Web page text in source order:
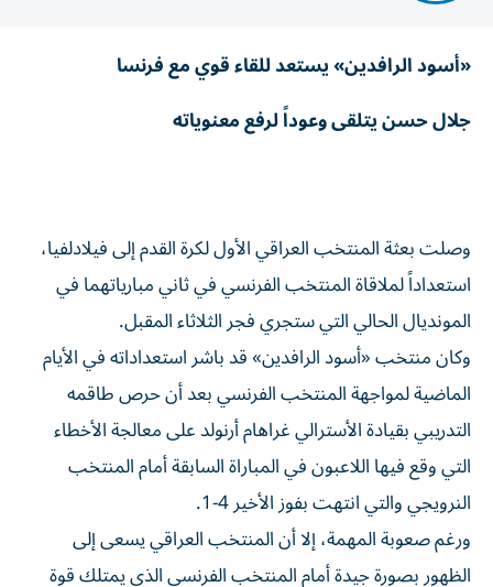
«أسود الرافدين» يستعد للقاء قوي مع فرنسا
جلال حسن يتلقى وعوداً لرفع معنوياته
وصلت بعثة المنتخب العراقي الأول لكرة القدم إلى فيلادلفيا،
استعداداً لملاقاة المنتخب الفرنسي في ثاني مبارياتهما في
المونديال الحالي التي ستجري فجر الثلاثاء المقبل.
وكان منتخب «أسود الرافدين» قد باشر استعداداته في الأيام
الماضية لمواجهة المنتخب الفرنسي بعد أن حرص طاقمه
التدريبي بقيادة الأسترالي غراهام أرنولد على معالجة الأخطاء
التي وقع فيها اللاعبون في المباراة السابقة أمام المنتخب
النرويجي والتي انتهت بفوز الأخير 4-1.
ورغم صعوبة المهمة، إلا أن المنتخب العراقي يسعى إلى
الظهور بصورة جيدة أمام المنتخب الفرنسي الذي يمتلك قوة